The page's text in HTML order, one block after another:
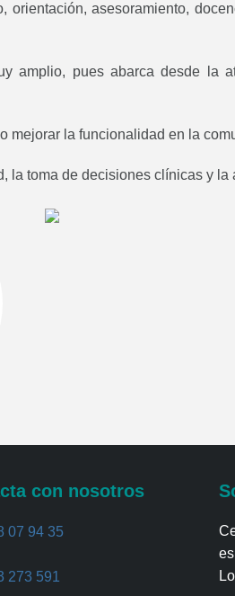
orientación, asesoramiento,
amplio, pues abarca desde la
mejorar la funcionalidad en la
la toma de decisiones clínicas y
con nosotros
07 94 35
273 591